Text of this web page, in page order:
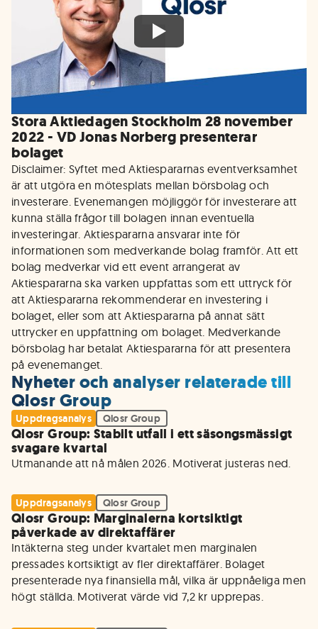
Stora Aktiedagen Stockholm 28 november
2022 - VD Jonas Norberg presenterar
bolaget
Disclaimer: Syftet med Aktiespararnas eventverksamhet
är att utgöra en mötesplats mellan börsbolag och
investerare. Evenemangen möjliggör för investerare att
kunna ställa frågor till bolagen innan eventuella
investeringar. Aktiespararna ansvarar inte för
informationen som medverkande bolag framför. Att ett
bolag medverkar vid ett event arrangerat av
Aktiespararna ska varken uppfattas som ett uttryck för
att Aktiespararna rekommenderar en investering i
bolaget, eller som att Aktiespararna på annat sätt
uttrycker en uppfattning om bolaget. Medverkande
börsbolag har betalat Aktiespararna för att presentera
på evenemanget.
Nyheter och analyser relaterade till
Qlosr Group
Uppdragsanalys Qlosr Group
Qlosr Group: Stabilt utfall i ett säsongsmässigt
svagare kvartal
Utmanande att nå målen 2026. Motiverat justeras ned.
Uppdragsanalys Qlosr Group
Qlosr Group: Marginalerna kortsiktigt
påverkade av direktaffärer
Intäkterna steg under kvartalet men marginalen
pressades kortsiktigt av fler direktaffärer. Bolaget
presenterade nya finansiella mål, vilka är uppnåeliga men
högt ställda. Motiverat värde vid 7,2 kr upprepas.